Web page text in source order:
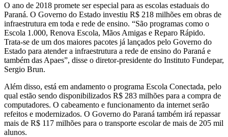
O ano de 2018 promete ser especial para as escolas estaduais do
Paraná. O Governo do Estado investiu R$ 218 milhões em obras de
infraestrutura em toda e rede de ensino. “São programas como o
Escola 1.000, Renova Escola, Mãos Amigas e Reparo Rápido.
Trata-se de um dos maiores pacotes já lançados pelo Governo do
Estado para atender a infraestrutura a rede de ensino do Paraná e
também das Apaes”, disse o diretor-presidente do Instituto Fundepar,
Sergio Brun.
Além disso, está em andamento o programa Escola Conectada, pelo
qual estão sendo disponibilizados R$ 283 milhões para a compra de
computadores. O cabeamento e funcionamento da internet serão
refeitos e modernizados. O Governo do Paraná também irá repassar
mais de R$ 117 milhões para o transporte escolar de mais de 205 mil
alunos.